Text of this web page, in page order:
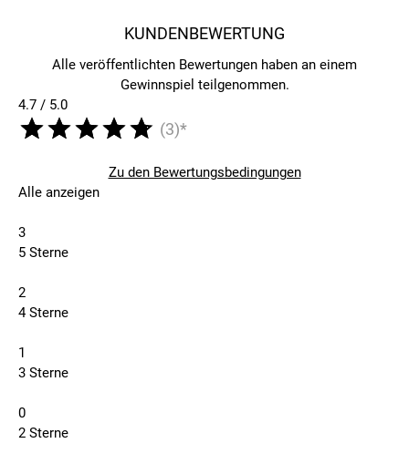
KUNDENBEWERTUNG
Alle veröffentlichten Bewertungen haben an einem
Gewinnspiel teilgenommen.
4.7 / 5.0
(3)*
Zu den Bewertungsbedingungen
Alle anzeigen
3
5 Sterne
2
4 Sterne
1
3 Sterne
0
2 Sterne